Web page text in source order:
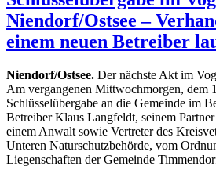
Niendorf/Ostsee –
einem neuen Betreiber
Niendorf/Ostsee. Der nächste Akt im
Am vergangenen Mittwochmorgen, dem
Schlüsselübergabe an die Gemeinde im
Betreiber Klaus Langfeldt, seinem
einem Anwalt sowie Vertreter des
Unteren Naturschutzbehörde, vom
Liegenschaften der Gemeinde